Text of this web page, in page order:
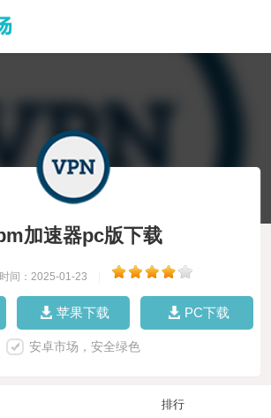
加速器pc版下载
时间：2025-01-23
苹果下载 PC下载
安卓市场，安全绿色
排行